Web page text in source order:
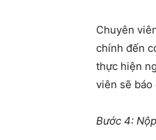
Chuyên
chính đến
thực hiện
viên sẽ báo
Bước 4: